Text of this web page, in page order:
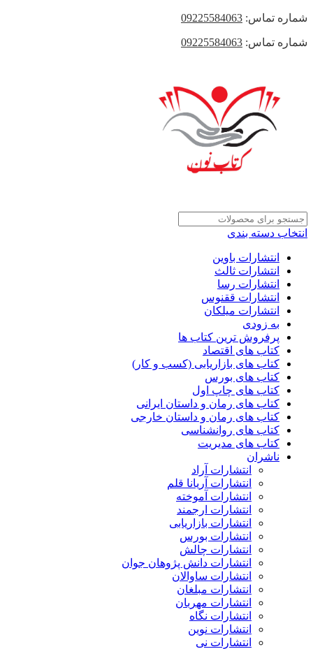
شماره تماس: 09225584063
شماره تماس: 09225584063
انتخاب دسته بندی
انتشارات باوین
انتشارات ثالث
انتشارات رسا
انتشارات ققنوس
انتشارات میلکان
به زودی
پرفروش ترین کتاب ها
کتاب های اقتصاد
کتاب های بازاریابی (کسب و کار)
کتاب های بورس
کتاب های چاپ اول
کتاب های رمان و داستان ایرانی
کتاب های رمان و داستان خارجی
کتاب های روانشناسی
کتاب های مدیریت
ناشران
انتشارات آراد
انتشارات آریانا قلم
انتشارات آموخته
انتشارات ارجمند
انتشارات بازاریابی
انتشارات بورس
انتشارات چالش
انتشارات دانش پژوهان جوان
انتشارات ساوالان
انتشارات مبلغان
انتشارات مهربان
انتشارات نگاه
انتشارات نوین
انتشارات نی